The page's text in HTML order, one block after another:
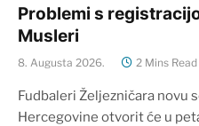
Problemi s
Musleri
8. Augusta 2026. 2 Mins Read
Fudbaleri Željezničara novu
Hercegovine otvorit će u